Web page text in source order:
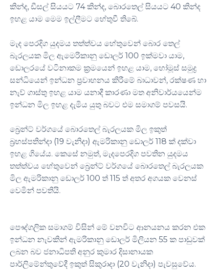
කින්ද, ඩීසල් සියයට 74 කින්ද, බොරතෙල් සියයට 40 කින්ද
ඉහළ යාම මෙම ඉල්ලීමට හේතුවී තිබේ.
මැද පෙරදිග යුදමය තත්ත්වය හේතුවෙන් බොර තෙල්
බැරලයක මිල ඇමෙරිකානු ඩොලර් 100 ඉක්මවා යාම,
ඩොලරයේ වටිනාකම ක්‍රමයෙන් ඉහළ යාම, හෝමූස් සමුද්‍ර
සන්ධියෙන් ඉන්ධන ප්‍රවාහනය කිරීමේ බාධාවන්, රක්ෂණ හා
නැව් ගාස්තු ඉහළ යාම යනාදී කාරණා මත අනිවාර්යයෙන්ම
ඉන්ධන මිල ඉහළ දැමිය යුතු බවට එම සමාගම් පවසයි.
බ්‍රෙන්ට් වර්ගයේ බොරතෙල් බැරලයක මිල ඉකුත්
බ්‍රහස්පතින්දා (19 වැනිදා) ඇමරිකානු ඩොලර් 118 ක් දක්වා
ඉහළ ගියේය. කෙසේ නමුත්, මැදපෙරදිග පවතින යුදමය
තත්ත්වය හේතුවෙන් බ්‍රෙන්ට් වර්ගයේ බොරතෙල් බැරලයක
මිල ඇමරිකානු ඩොලර් 100 ත් 115 ත් අතර අගයක වෙනස්
වෙමින් පවතියි.
පෞද්ගලික සමාගම් විසින් මේ වනවිට ආනයනය කරන එක
ඉන්ධන නැවකින් ඇමරිකානු ඩොලර් මිලියන 55 ක පාඩුවක්
ලබන බව ජනාධිපති අනුර කුමාර දිසානායක
පාර්ලිමේන්තුවේදී ඉකුත් සිකුරාදා (20 වැනිදා) පැවසුවේය.